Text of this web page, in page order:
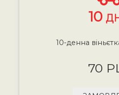
10
10-денна
70